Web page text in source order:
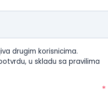
drugim korisnicima.
u skladu sa pravilima
*